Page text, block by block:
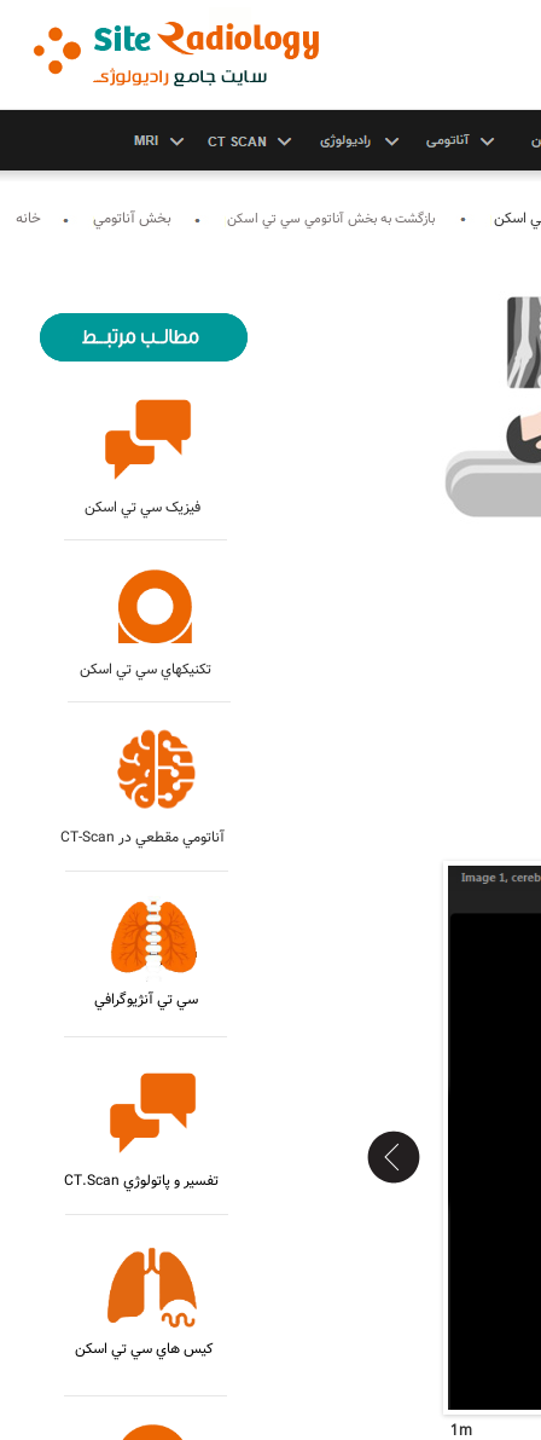
اسکن
CT.Scan تفسير و پاتولوژي
تکنيکهاي سي تي اسکن
CT-Scan آناتومي مقطعي در
مطالب مرتبط با ام آر آي
فيزيک سي تي اسکن
سي تي آنژيوگرافي
کيس هاي سي تي اسکن
بازگشت به بخش آناتومي سي تي اسکن خانه بخش آناتومي